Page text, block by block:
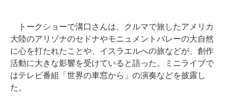
トークショーで溝口さんは、クルマで旅したアメリカ
大陸のアリゾナのセドナやモニュメントバレーの大自然
に心を打たれたことや、イスラエルへの旅などが、創作
活動に大きな影響を受けていると語った。ミニライブで
はテレビ番組「世界の車窓から」の演奏などを披露し
た。